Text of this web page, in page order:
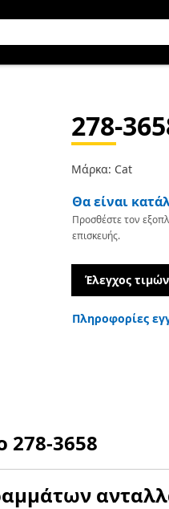
278-
Μάρκα: Cat
Θα είναι
Προσθέστε τον
επισκευής.
Έλεγχος τιμών
Πληροφορίες
278-3658